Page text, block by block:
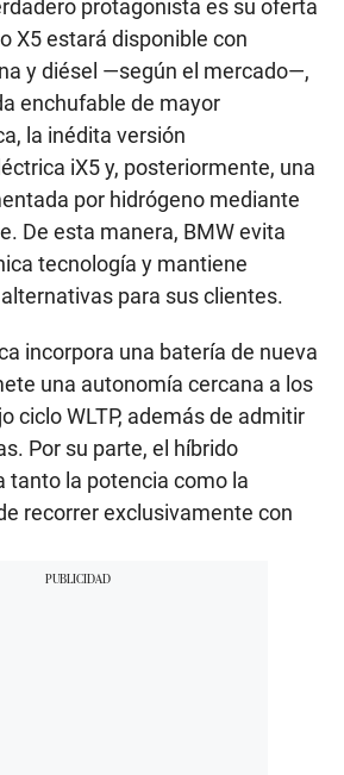
protagonista es su oferta
X5 estará disponible con
y diésel —según el mercado—,
enchufable de mayor
la inédita versión
iX5 y, posteriormente, una
por hidrógeno mediante
De esta manera, BMW evita
tecnología y mantiene
para sus clientes.
incorpora una batería de nueva
una autonomía cercana a los
ciclo WLTP, además de admitir
Por su parte, el híbrido
tanto la potencia como la
recorrer exclusivamente con